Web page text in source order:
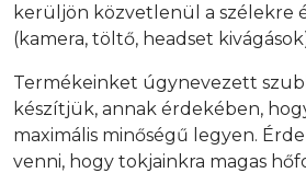
kerüljön közvetlenül a szélekre
(kamera, töltő, headset
Termékeinket úgynevezett
készítjük, annak érdekében,
maximális minőségű legyen.
venni, hogy tokjainkra magas